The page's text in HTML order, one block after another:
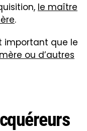
le maître
.
important que le
ou d’autres